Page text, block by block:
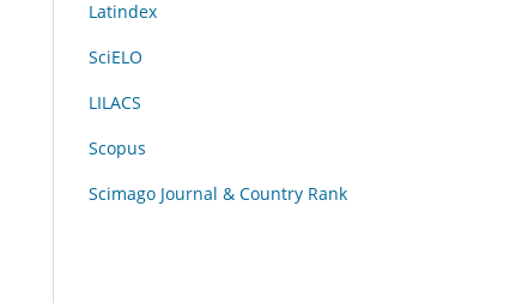
Latindex
SciELO
LILACS
Scopus
Scimago Journal & Country Rank